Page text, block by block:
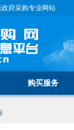
府采购专业网站
购买服务